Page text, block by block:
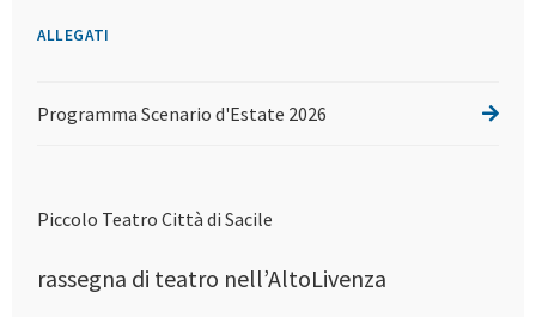
ALLEGATI
Programma Scenario d'Estate 2026
Piccolo Teatro Città di Sacile
rassegna di teatro nell’AltoLivenza